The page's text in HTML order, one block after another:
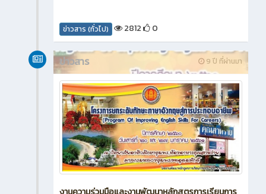
ข่าวสาร (ทั่วไป) 2812 0
9 ปี ที่ผ่านมา
ข่าวสาร